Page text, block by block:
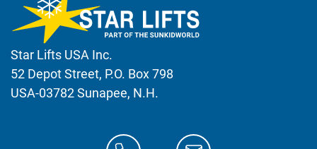
Star Lifts USA Inc.
52 Depot Street, P.O. Box 798
USA-03782 Sunapee, N.H.